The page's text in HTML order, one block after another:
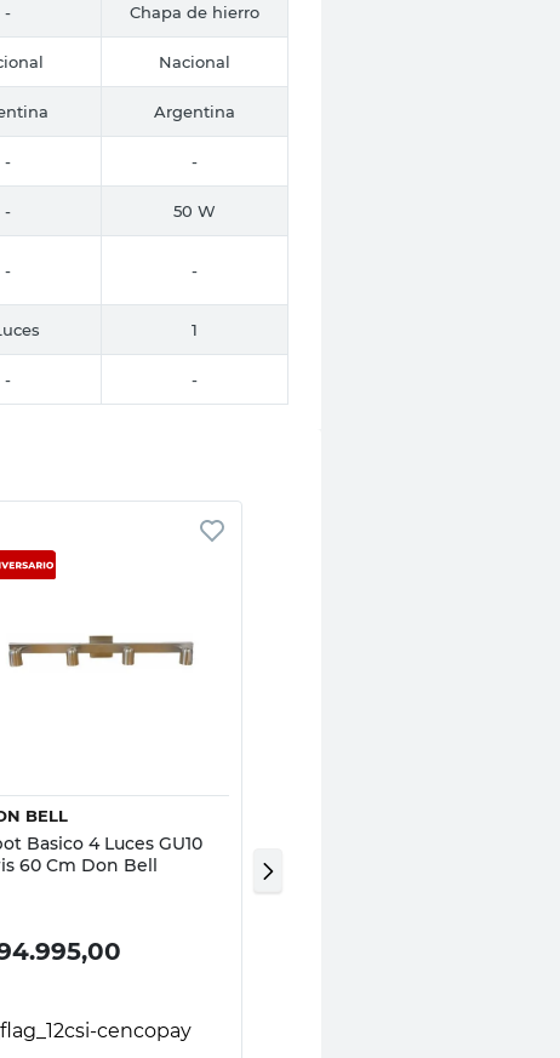
- Chapa de hierro
Nacional
Argentina
- -
- 50 W
- -
1
- -
BELL
Basico 4 Luces GU10
60 Cm Don Bell
Embutir 1 Luz Led Integrado
Luz Neutra 18 W Blanco